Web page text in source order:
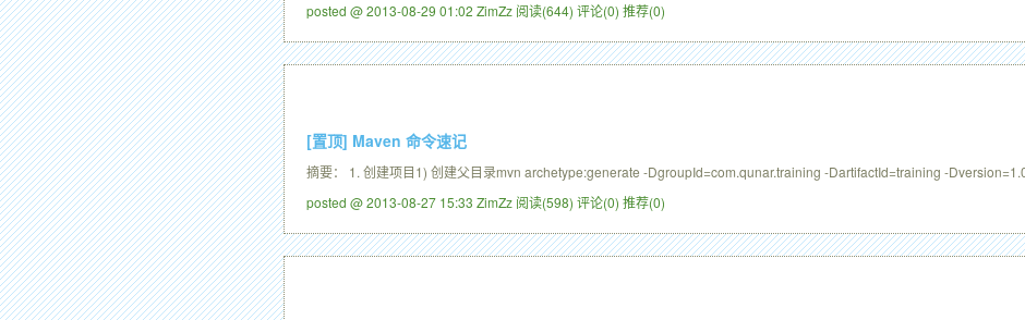
posted @ 2013-08-29 01:02 ZimZz 阅读(644) 评论(0) 推荐(0)
[置顶] Maven 命令速记
摘要： 1. 创建项目1) 创建父目录mvn archetype:generate -DgroupId=com.qunar.training -DartifactId=training -
posted @ 2013-08-27 15:33 ZimZz 阅读(598) 评论(0) 推荐(0)